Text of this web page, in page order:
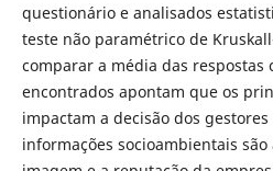
questionário e analisados
teste não paramétrico de
comparar a média das respostas
encontrados apontam que os
impactam a decisão dos
informações socioambientais são